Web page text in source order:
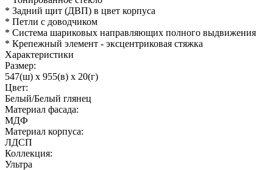
* Задний щит (ДВП) в цвет корпуса
* Петли с доводчиком
* Система шариковых направляющих полного выдвижения
* Крепежный элемент - эксцентриковая стяжка
Характеристики
Размер:
547(ш) x 955(в) x 20(г)
Цвет:
Белый/Белый глянец
Материал фасада:
МДФ
Материал корпуса:
ЛДСП
Коллекция:
Ультра